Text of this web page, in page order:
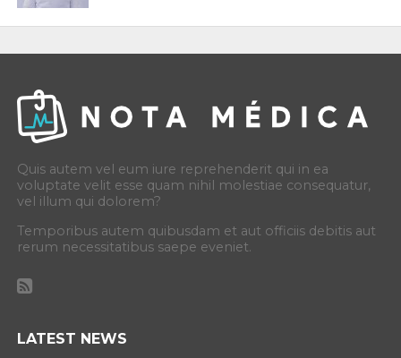
Quis autem vel eum iure reprehenderit qui in ea
voluptate velit esse quam nihil molestiae consequatur,
vel illum qui dolorem?
Temporibus autem quibusdam et aut officiis debitis aut
rerum necessitatibus saepe eveniet.
LATEST NEWS